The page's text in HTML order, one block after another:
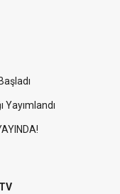
Yayımlandı